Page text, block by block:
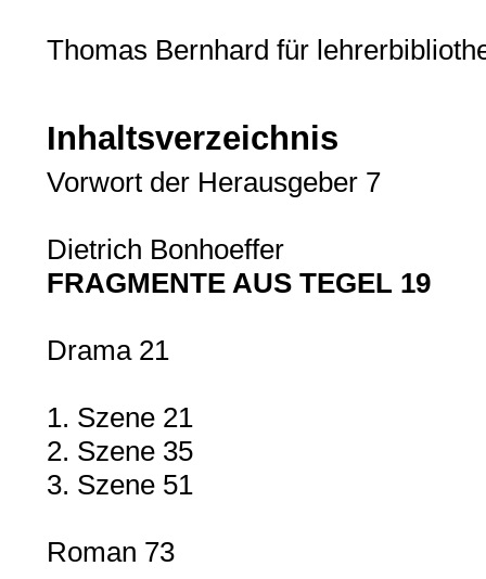
Thomas Bernhard für
Inhaltsverzeichnis
Vorwort der Herausgeber 7
Dietrich Bonhoeffer
FRAGMENTE AUS TEGEL 19
Drama 21
1. Szene 21
2. Szene 35
3. Szene 51
Roman 73